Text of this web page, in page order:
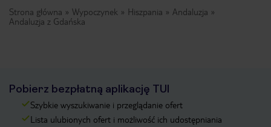
Strona główna Wypoczynek Hiszpania
Andaluzja
Andaluzja z Gdańska
Pobierz bezpłatną aplikację TUI
Szybkie wyszukiwanie i przeglądanie ofert
Lista ulubionych ofert i możliwość ich udostępniania